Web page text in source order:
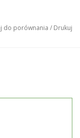
sposób
sztuce.
zrównoważony i
do porównania / Drukuj